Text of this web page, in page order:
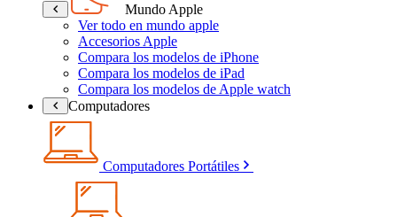
Mundo Apple
Ver todo en mundo apple
Accesorios Apple
Compara los modelos de iPhone
Compara los modelos de iPad
Compara los modelos de Apple watch
Computadores
Computadores Portátiles